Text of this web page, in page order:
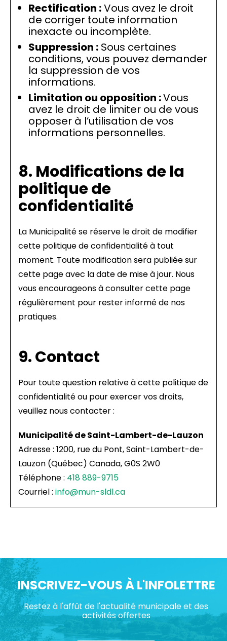
Rectification :Vous avez le droit
de corriger toute information
inexacte ou incomplète.
Suppression : Sous certaines
conditions, vous pouvez demander
la suppression de vos
informations.
Limitation ou opposition :Vous
avez le droit de limiter ou de vous
opposer à l’utilisation de vos
informations personnelles.
8. Modifications de la
politique de
confidentialité
La Municipalité se réserve le droit de modifier
cette politique de confidentialité à tout
moment. Toute modification sera publiée sur
cette page avec la date de mise à jour. Nous
vous encourageons à consulter cette page
régulièrement pour rester informé de nos
pratiques.
9. Contact
Pour toute question relative à cette politique de
confidentialité ou pour exercer vos droits,
veuillez nous contacter :
Municipalité de Saint-Lambert-de-Lauzon
Adresse : 1200, rue du Pont, Saint-Lambert-de-
Lauzon (Québec) Canada, G0S 2W0
Téléphone : 418 889-9715
Courriel : info@mun-sldl.ca
INSCRIVEZ-VOUS À L'INFOLETTRE
Restez à l'affût de l'actualité municipale et des
activités offertes